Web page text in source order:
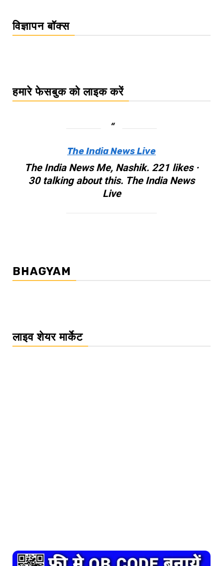
विज्ञापन बॉक्स
हमारे फेसबुक को लाइक करें
The India News Live
The India News Me, Nashik. 221 likes ·
30 talking about this. The India News
Live
BHAGYAM
लाइव शेयर मार्केट